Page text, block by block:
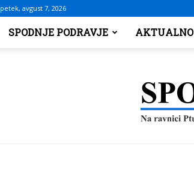
petek, avgust 7, 2026
SPODNJE PODRAVJE AKTUALNO